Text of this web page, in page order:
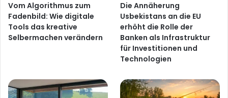
Vom Algorithmus zum
Fadenbild: Wie digitale
Tools das kreative
Selbermachen verändern
Die Annäherung
Usbekistans an die EU
erhöht die Rolle der
Banken als Infrastruktur
für Investitionen und
Technologien